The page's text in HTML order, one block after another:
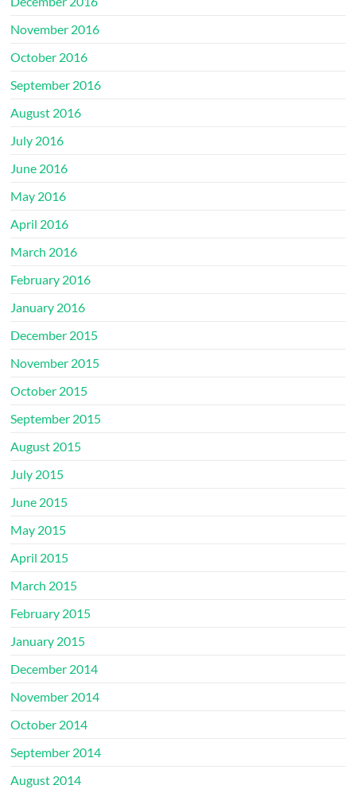
November 2016
October 2016
September 2016
August 2016
July 2016
June 2016
May 2016
April 2016
March 2016
February 2016
January 2016
December 2015
November 2015
October 2015
September 2015
August 2015
July 2015
June 2015
May 2015
April 2015
March 2015
February 2015
January 2015
December 2014
November 2014
October 2014
September 2014
August 2014